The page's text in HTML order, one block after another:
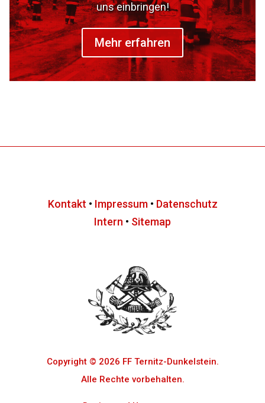
uns einbringen!
Mehr erfahren
Kontakt • Impressum • Datenschutz
Intern • Sitemap
Copyright © 2026 FF Ternitz-Dunkelstein.
Alle Rechte vorbehalten.